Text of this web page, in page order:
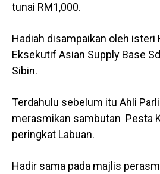
tunai RM1,000.
Hadiah disampaikan oleh isteri
Eksekutif Asian Supply Base
Sibin.
Terdahulu sebelum itu Ahli
merasmikan sambutan Pesta
peringkat Labuan.
Hadir sama pada majlis